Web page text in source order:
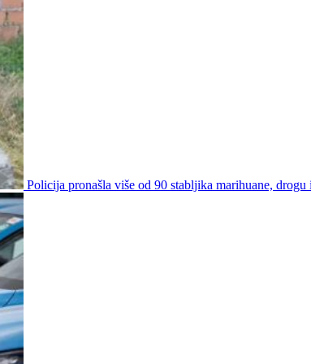
Policija pronašla više od 90 stabljika marihuane,